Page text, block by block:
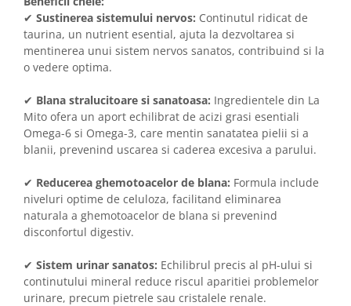
✔ Sustinerea sistemului nervos: Continutul ridicat de
taurina, un nutrient esential, ajuta la dezvoltarea si
mentinerea unui sistem nervos sanatos, contribuind si la
o vedere optima.
✔ Blana stralucitoare si sanatoasa: Ingredientele din La
Mito ofera un aport echilibrat de acizi grasi esentiali
Omega-6 si Omega-3, care mentin sanatatea pielii si a
blanii, prevenind uscarea si caderea excesiva a parului.
✔ Reducerea ghemotoacelor de blana: Formula include
niveluri optime de celuloza, facilitand eliminarea
naturala a ghemotoacelor de blana si prevenind
disconfortul digestiv.
✔ Sistem urinar sanatos: Echilibrul precis al pH-ului si
continutului mineral reduce riscul aparitiei problemelor
urinare, precum pietrele sau cristalele renale.